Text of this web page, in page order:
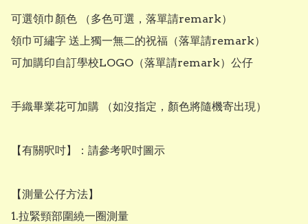
可選領巾顏色 （多色可選，落單請remark）
領巾可繡字 送上獨一無二的祝福（落單請remark）
可加購印自訂學校LOGO（落單請remark）公仔
手織畢業花可加購 （如沒指定，顏色將隨機寄出現）
【有關呎吋】：請參考呎吋圖示
【測量公仔方法】
1.拉緊頸部圍繞一圈測量